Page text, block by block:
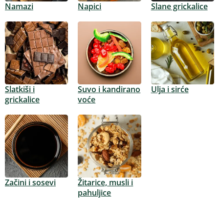
Namazi Napici Slane grickalice
Slatkiši i
grickalice
Suvo i kandirano
voće
Ulja i sirće
Začini i sosevi
Žitarice, musli i
pahuljice